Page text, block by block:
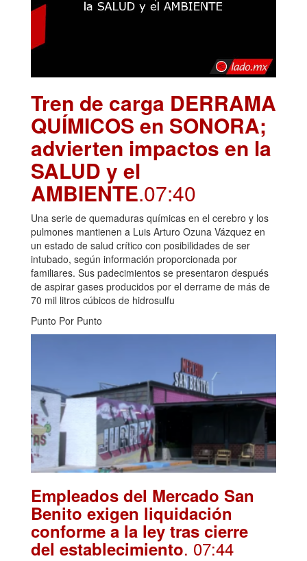
Tren de carga DERRAMA
QUÍMICOS en SONORA;
advierten impactos en la
SALUD y el
AMBIENTE.07:40
Una serie de quemaduras químicas en el cerebro y los
pulmones mantienen a Luis Arturo Ozuna Vázquez en
un estado de salud crítico con posibilidades de ser
intubado, según información proporcionada por
familiares. Sus padecimientos se presentaron después
de aspirar gases producidos por el derrame de más de
70 mil litros cúbicos de hidrosulfu
Punto Por Punto
Empleados del Mercado San
Benito exigen liquidación
conforme a la ley tras cierre
del establecimiento. 07:44